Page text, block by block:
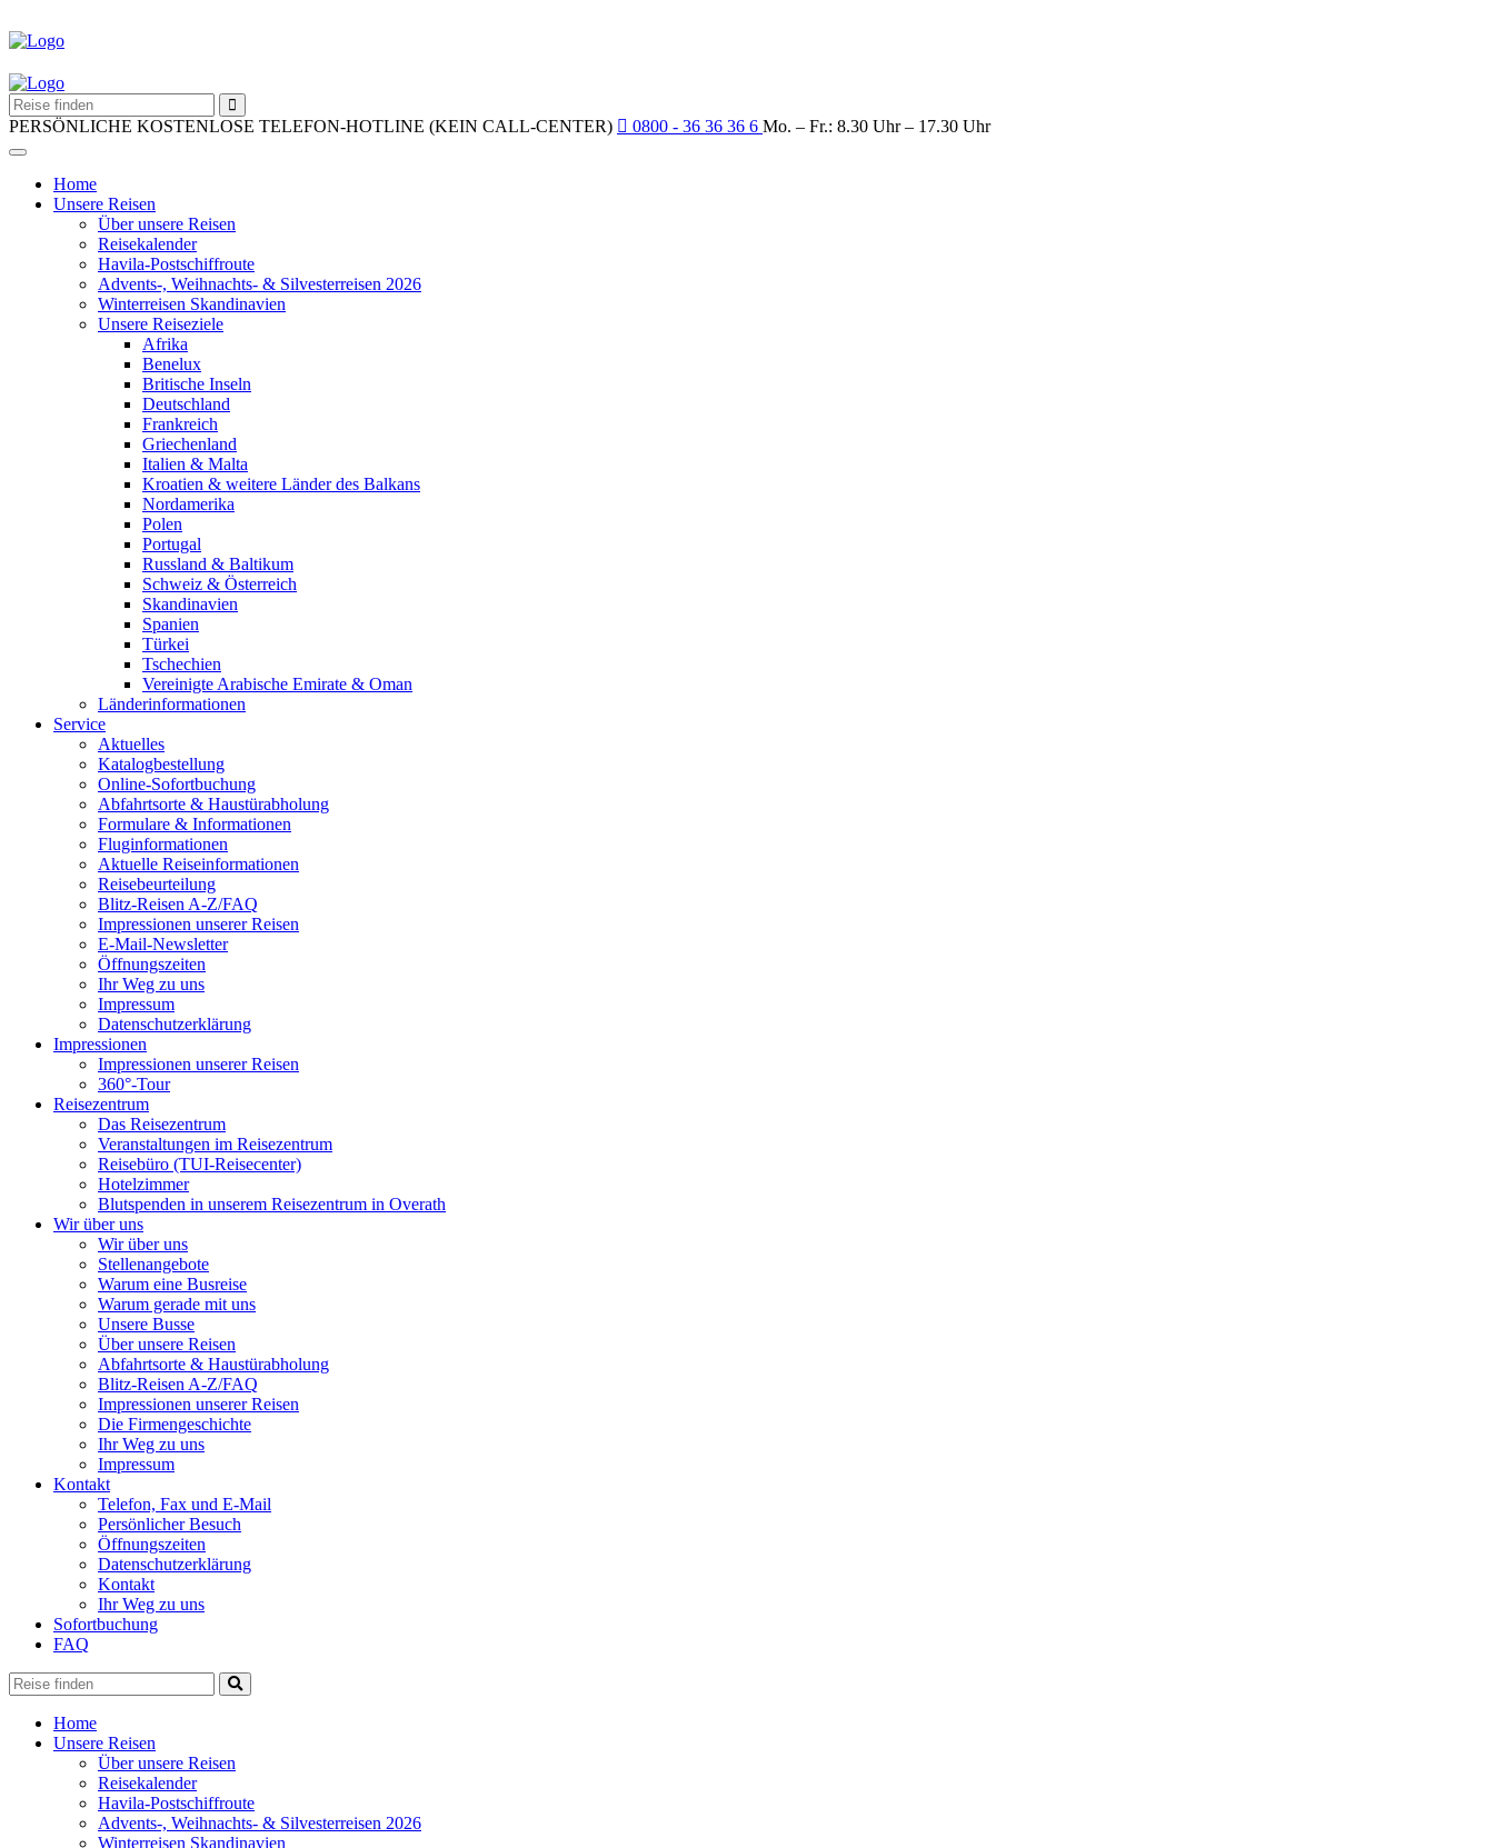
PERSÖNLICHE KOSTENLOSE TELEFON-HOTLINE (KEIN CALL-CENTER) 0800 - 36 36 36 6 Mo. – Fr.: 8.30 Uhr – 17.30 Uhr
Home
Unsere Reisen
Über unsere Reisen
Reisekalender
Havila-Postschiffroute
Advents-, Weihnachts- & Silvesterreisen 2026
Winterreisen Skandinavien
Unsere Reiseziele
Afrika
Benelux
Britische Inseln
Deutschland
Frankreich
Griechenland
Italien & Malta
Kroatien & weitere Länder des Balkans
Nordamerika
Polen
Portugal
Russland & Baltikum
Schweiz & Österreich
Skandinavien
Spanien
Türkei
Tschechien
Vereinigte Arabische Emirate & Oman
Länderinformationen
Service
Aktuelles
Katalogbestellung
Online-Sofortbuchung
Abfahrtsorte & Haustürabholung
Formulare & Informationen
Fluginformationen
Aktuelle Reiseinformationen
Reisebeurteilung
Blitz-Reisen A-Z/FAQ
Impressionen unserer Reisen
E-Mail-Newsletter
Öffnungszeiten
Ihr Weg zu uns
Impressum
Datenschutzerklärung
Impressionen
Impressionen unserer Reisen
360°-Tour
Reisezentrum
Das Reisezentrum
Veranstaltungen im Reisezentrum
Reisebüro (TUI-Reisecenter)
Hotelzimmer
Blutspenden in unserem Reisezentrum in Overath
Wir über uns
Wir über uns
Stellenangebote
Warum eine Busreise
Warum gerade mit uns
Unsere Busse
Über unsere Reisen
Abfahrtsorte & Haustürabholung
Blitz-Reisen A-Z/FAQ
Impressionen unserer Reisen
Die Firmengeschichte
Ihr Weg zu uns
Impressum
Kontakt
Telefon, Fax und E-Mail
Persönlicher Besuch
Öffnungszeiten
Datenschutzerklärung
Kontakt
Ihr Weg zu uns
Sofortbuchung
FAQ
Home
Unsere Reisen
Über unsere Reisen
Reisekalender
Havila-Postschiffroute
Advents-, Weihnachts- & Silvesterreisen 2026
Winterreisen Skandinavien